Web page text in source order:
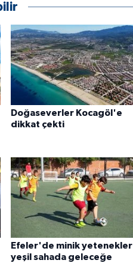
Doğaseverler Kocagöl'e
dikkat çekti
Efeler'de minik yetenekler
yeşil sahada geleceğe